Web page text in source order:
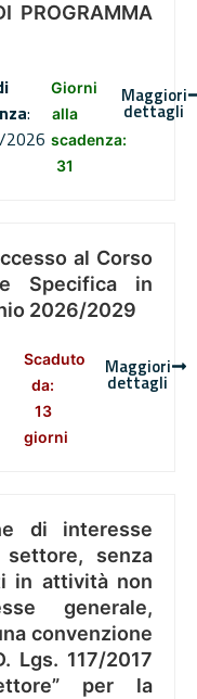
PROGRAMMA
:
Giorni
alla
scadenza:
31
Maggiori
dettagli
al Corso
Specifica in
2026/2029
Scaduto
da:
13
giorni
Maggiori
dettagli
di interesse
senza
in attività non
generale,
convenzione
Lgs. 117/2017
per la